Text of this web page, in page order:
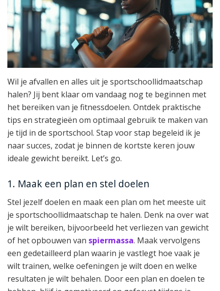
Wil je afvallen en alles uit je sportschoollidmaatschap
halen? Jij bent klaar om vandaag nog te beginnen met
het bereiken van je fitnessdoelen. Ontdek praktische
tips en strategieën om optimaal gebruik te maken van
je tijd in de sportschool. Stap voor stap begeleid ik je
naar succes, zodat je binnen de kortste keren jouw
ideale gewicht bereikt. Let’s go.
1. Maak een plan en stel doelen
Stel jezelf doelen en maak een plan om het meeste uit
je sportschoollidmaatschap te halen. Denk na over wat
je wilt bereiken, bijvoorbeeld het verliezen van gewicht
of het opbouwen van spiermassa. Maak vervolgens
een gedetailleerd plan waarin je vastlegt hoe vaak je
wilt trainen, welke oefeningen je wilt doen en welke
resultaten je wilt behalen. Door een plan en doelen te